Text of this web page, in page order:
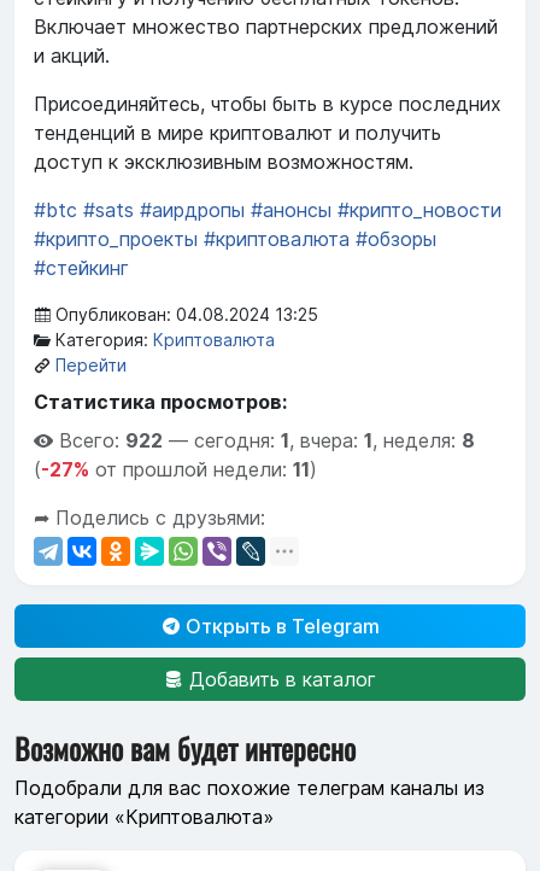
Включает множество партнерских предложений
и акций.
Присоединяйтесь, чтобы быть в курсе последних
тенденций в мире криптовалют и получить
доступ к эксклюзивным возможностям.
#btc #sats #аирдропы #анонсы #крипто_новости
#крипто_проекты #криптовалюта #обзоры
#стейкинг
Опубликован: 04.08.2024 13:25
Категория: Криптовалюта
Перейти
Статистика просмотров:
Всего: 922 — сегодня: 1, вчера: 1, неделя: 8
(-27% от прошлой недели: 11)
➦ Поделись с друзьями:
Открыть в Telegram
Добавить в каталог
Возможно вам будет интересно
Подобрали для вас похожие телеграм каналы из
категории «Криптовалюта»